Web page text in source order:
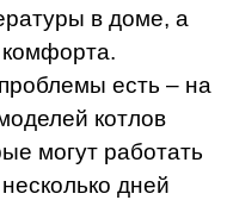
в доме, а
есть – на
котлов
могут работать
дней